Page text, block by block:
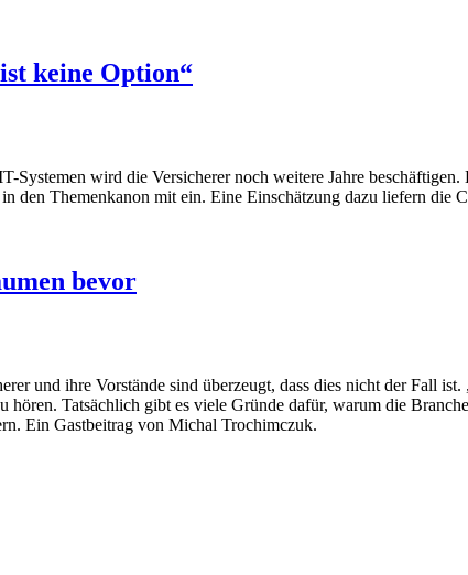
keine Option“
wird die Versicherer noch weitere Jahre
den Themenkanon mit ein. Eine Einschätzung dazu liefern die
bevor
und ihre Vorstände sind überzeugt, dass dies nicht der Fall
Tatsächlich gibt es viele Gründe dafür, warum die
Ein Gastbeitrag von Michal Trochimczuk.